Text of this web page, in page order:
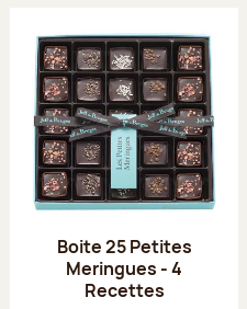
Boite 25 Petites
Meringues - 4
Recettes